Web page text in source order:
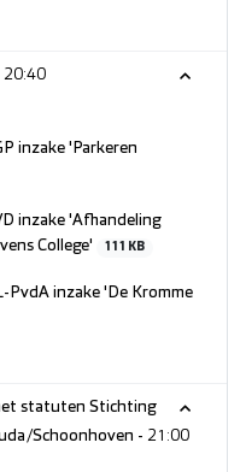
20:40
inzake 'Parkeren
inzake 'Afhandeling
College'
111 KB
PvdA inzake 'De Kromme
statuten Stichting
Schoonhoven - 21:00